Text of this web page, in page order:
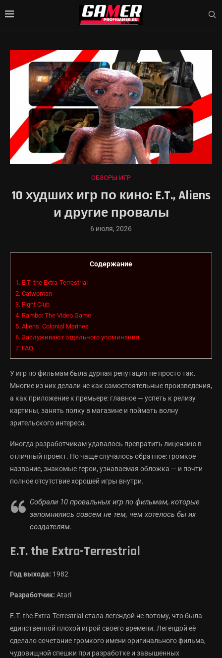
ОБЗОРЫ ИГР
10 худших игр по кино: E.T., Aliens
и другие провалы
6 июля, 2026
Содержание
1. E.T. the Extra-Terrestrial
2. Catwoman
3. Fight Club
4. Rambo: The Video Game
5. Aliens: Colonial Marines
6. Заслуживают отдельного упоминания
7. FAQ
У игр по фильмам была дурная репутация не просто так.
Многие из них делали не как самостоятельные произведения,
а как приложение к премьере: главное — успеть к релизу
картины, занять полку в магазине и поймать волну
зрительского интереса.
Иногда разработчикам удавалось превратить лицензию в
отличный проект. Но чаще случалось обратное: громкое
название, знакомые герои, узнаваемая обложка — и почти
полное отсутствие хорошей игры внутри.
Собрали 10 провальных игр по фильмам, которые
запомнились совсем не тем, чем хотелось бы их
создателям.
E.T. the Extra-Terrestrial
Год выхода: 1982
Разработчик: Atari
E.T. the Extra-Terrestrial стала легендой не потому, что была
единственной плохой игрой своего времени. Легендой её
сделало сочетание громкого имени оригинального фильма,
чудовищной спешки при разработке и завышенных